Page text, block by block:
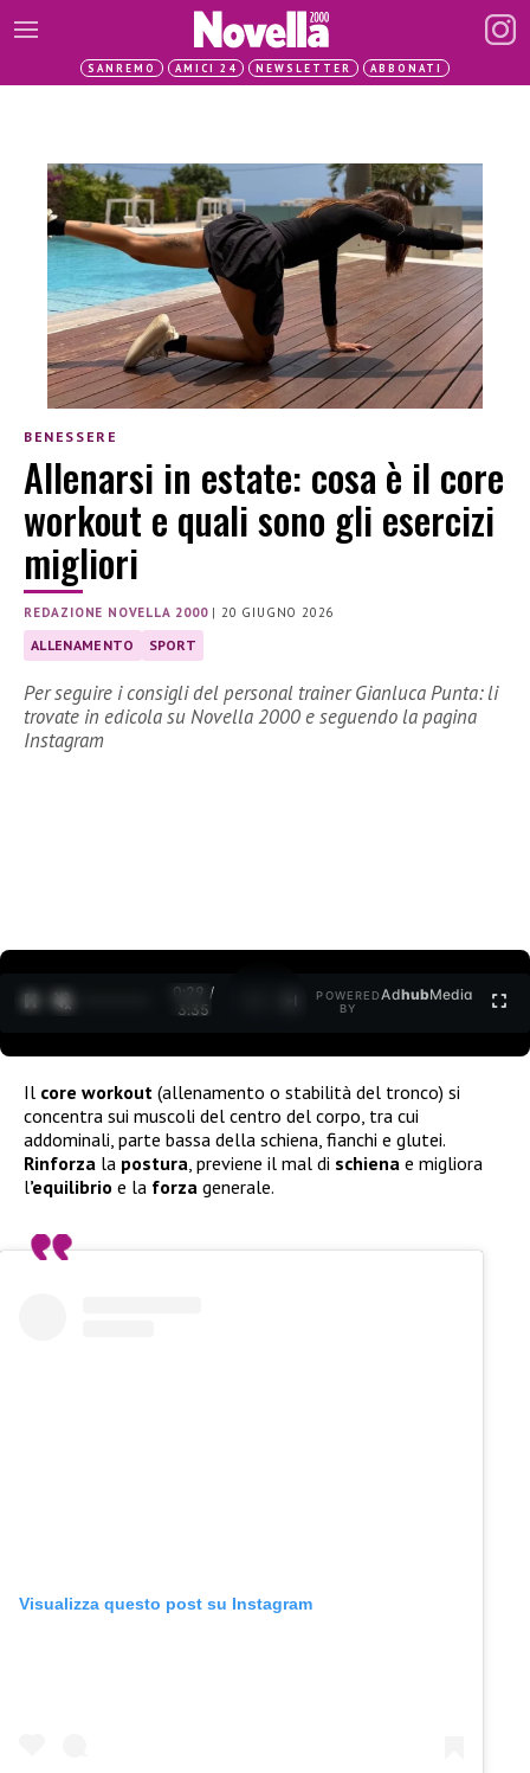
SANREMO AMICI 24 NEWSLETTER ABBONATI
BENESSERE
Allenarsi in estate: cosa è il core
workout e quali sono gli esercizi
migliori
REDAZIONE NOVELLA 2000|20 GIUGNO 2026
ALLENAMENTO SPORT
Per seguire i consigli del personal trainer Gianluca Punta: li
trovate in edicola su Novella 2000 e seguendo la pagina
Instagram
0:30 /
3:35
POWERED
BY
AdhubMedia
Il core workout (allenamento o stabilità del tronco) si
concentra sui muscoli del centro del corpo, tra cui
addominali, parte bassa della schiena, fianchi e glutei.
Rinforza la postura , previene il mal di schiena e migliora
l’equilibrio e la forza generale.
Visualizza questo post su Instagram